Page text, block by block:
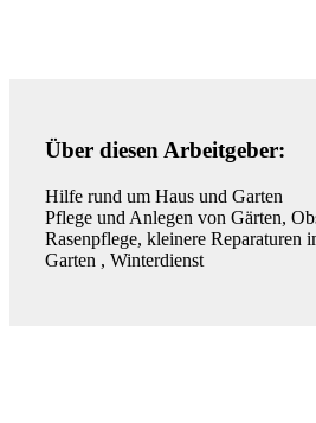
Über diesen Arbeitgeber:
Hilfe rund um Haus und Garten
Pflege und Anlegen von Gärten,
Rasenpflege, kleinere Reparaturen
Garten , Winterdienst